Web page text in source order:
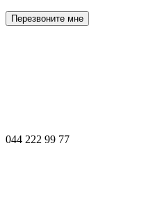
Перезвоните мне
044 222 99 77